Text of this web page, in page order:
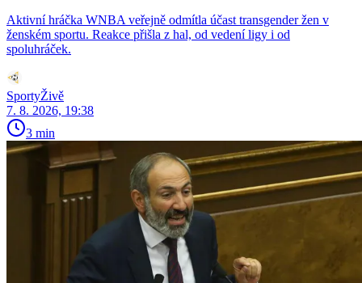
Aktivní hráčka WNBA veřejně odmítla účast transgender žen v
ženském sportu. Reakce přišla z hal, od vedení ligy i od
spoluhráček.
SportyŽivě
7. 8. 2026, 19:38
3 min